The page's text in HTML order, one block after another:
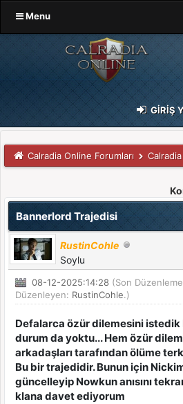
Menu
GIRIŞ
Calradia Online Forumları
Bannerlord Trajedisi
RustinCohle
Soylu
08-12-2025:14:28 (Son
Düzenleyen: RustinCohle.)
Defalarca özür dilemesini istedik
durum da yoktu... Hem özür
arkadaşları tarafından ölüme
Bu bir trajedidir. Bunun için
güncelleyip Nowkun anısını
klana davet ediyorum